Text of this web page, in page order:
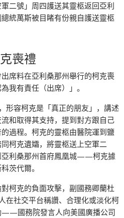
二號」周四護送其靈柩返回亞利
統萬斯被目睹有份親自護送靈柩
喪禮
席料在亞利桑那州舉行的柯克喪
我有責任（出席）」。
形容柯克是「真正的朋友」，講述
和取得其支持，提到對方跟自己
過程。柯克的靈柩由醫院運到鹽
柯克遺孀，將靈柩送上空軍二
亞利桑那州首府鳳凰城——柯克據
茨代爾。
柯克的負面攻擊，副國務卿蘭杜
在社交平台稱讚、合理化或淡化柯
——國務院發言人向美國廣播公司